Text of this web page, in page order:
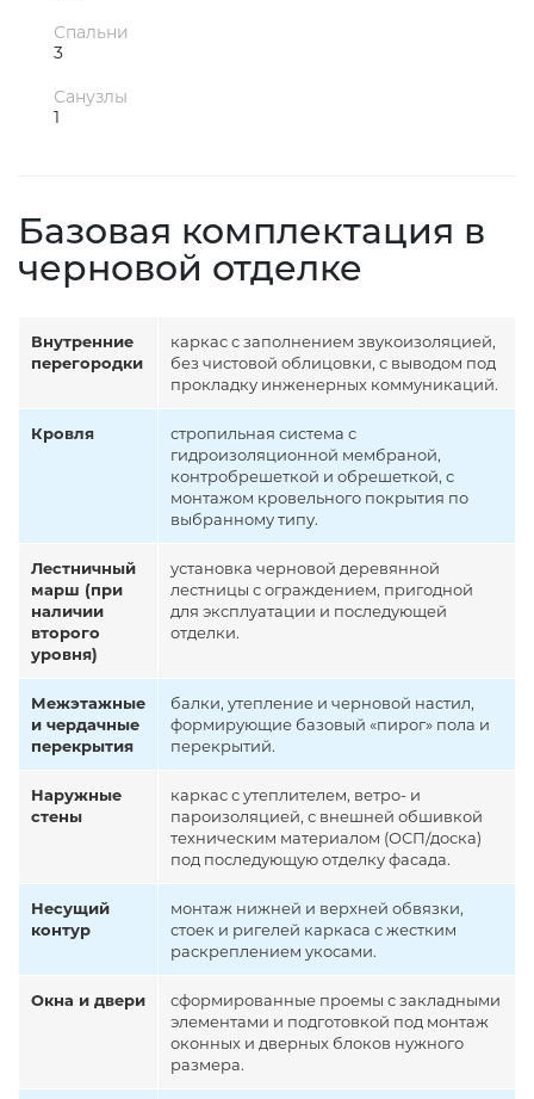
Спальни
3
Санузлы
1
Базовая комплектация в
черновой отделке
Внутренние
перегородки
каркас с заполнением звукоизоляцией,
без чистовой облицовки, с выводом под
прокладку инженерных коммуникаций.
Кровля
стропильная система с
гидроизоляционной мембраной,
контробрешеткой и обрешеткой, с
монтажом кровельного покрытия по
выбранному типу.
Лестничный
марш (при
наличии
второго
уровня)
установка черновой деревянной
лестницы с ограждением, пригодной
для эксплуатации и последующей
отделки.
Межэтажные
и чердачные
перекрытия
балки, утепление и черновой настил,
формирующие базовый «пирог» пола и
перекрытий.
Наружные
стены
каркас с утеплителем, ветро- и
пароизоляцией, с внешней обшивкой
техническим материалом (ОСП/доска)
под последующую отделку фасада.
Несущий
контур
монтаж нижней и верхней обвязки,
стоек и ригелей каркаса с жестким
раскреплением укосами.
Окна и двери
сформированные проемы с закладными
элементами и подготовкой под монтаж
оконных и дверных блоков нужного
размера.